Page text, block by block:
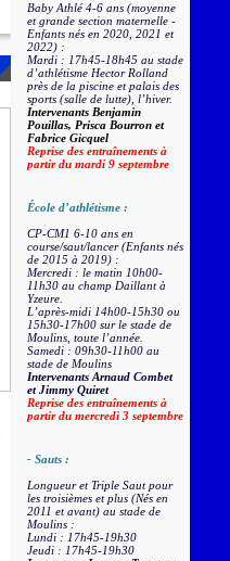
Baby Athlé 4-6 ans (moyenne
et grande section maternelle -
Enfants nés en 2020, 2021 et
2022) :
Mardi : 17h45-18h45 au stade
d’athlétisme Hector Rolland
près de la piscine et palais des
sports (salle de lutte), l’hiver.
Intervenants Benjamin
Pouillas, Prisca Bourron et
Fabrice Gicquel
Reprise des entraînements à
partir du mardi 9 septembre
École d’athlétisme :
CP-CM1 6-10 ans en
course/saut/lancer (Enfants nés
de 2015 à 2019) :
Mercredi : le matin 10h00-
11h30 au champ Daillant à
Yzeure.
L’après-midi 14h00-15h30 ou
15h30-17h00 sur le stade de
Moulins, toute l’année.
Samedi : 09h30-11h00 au
stade de Moulins
Intervenants Arnaud Combet
etJimmy Quiret
Reprise des entraînements à
partir du mercredi 3 septembre
- Sauts :
Longueur et Triple Saut pour
les troisièmes et plus (Nés en
2011 et avant) au stade de
Moulins :
Lundi : 17h45-19h30
Jeudi : 17h45-19h30